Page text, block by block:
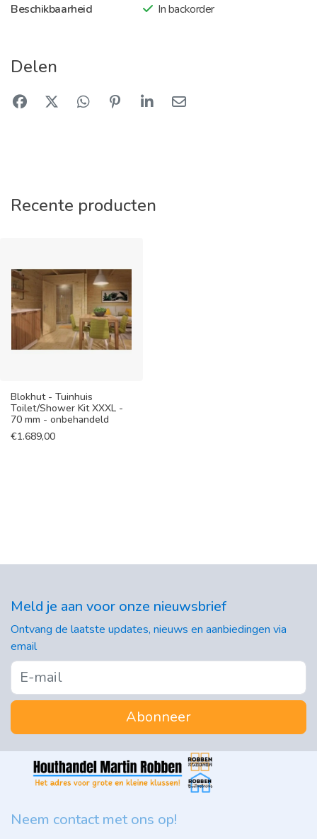
Beschikbaarheid
In backorder
Delen
Recente producten
Blokhut - Tuinhuis
Toilet/Shower Kit XXXL -
70 mm - onbehandeld
€1.689,00
Meld je aan voor onze nieuwsbrief
Ontvang de laatste updates, nieuws en aanbiedingen via
email
Abonneer
Neem contact met ons op!